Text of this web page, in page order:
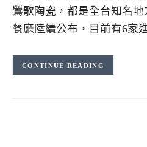
鶯歌陶瓷，都是全台知名
餐廳陸續公布，目前有6
CONTINUE READING